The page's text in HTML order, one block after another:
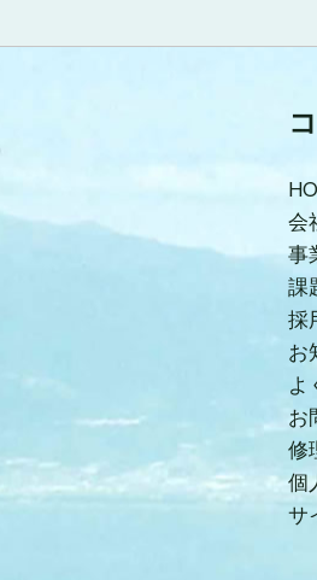
会
事
課
採
お
よ
お
修
個
サ